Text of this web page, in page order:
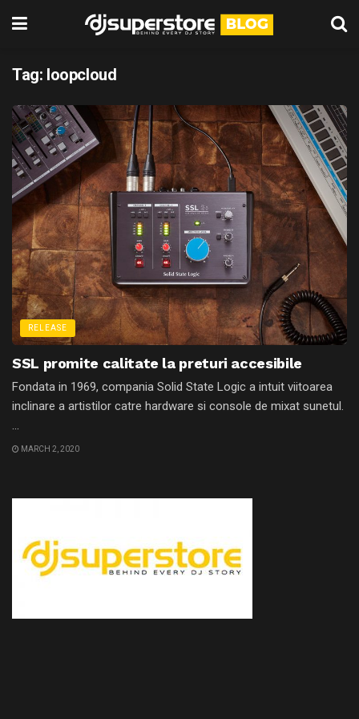
Tag: loopcloud
RELEASE
SSL promite calitate la preturi accesibile
Fondata in 1969, compania Solid State Logic a intuit viitoarea
inclinare a artistilor catre hardware si console de mixat sunetul.
...
MARCH 2, 2020